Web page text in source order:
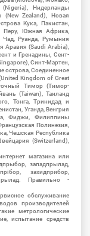
Нидерланды
(New Zealand), Новая
Кука, Пакистан,
Перу, Южная Африка,
Чад, Руанда, Румыния
Аравия (Saudi Arabia),
и Гренадины, Сент-
Синт-Мартен,
острова, Соединенное
Kingdom of Great
Тимор (Тимор-
(Taiwan), Таиланд
Тонга, Тринидад и
Уганда, Венгрия
Фиджи, Филиппины
Полинезия,
Чешская Республика
(Switzerland),
магазина или
западпрылад,
захидприбор,
Правильно -
обслуживание
производителей
метрологические
испытание средств